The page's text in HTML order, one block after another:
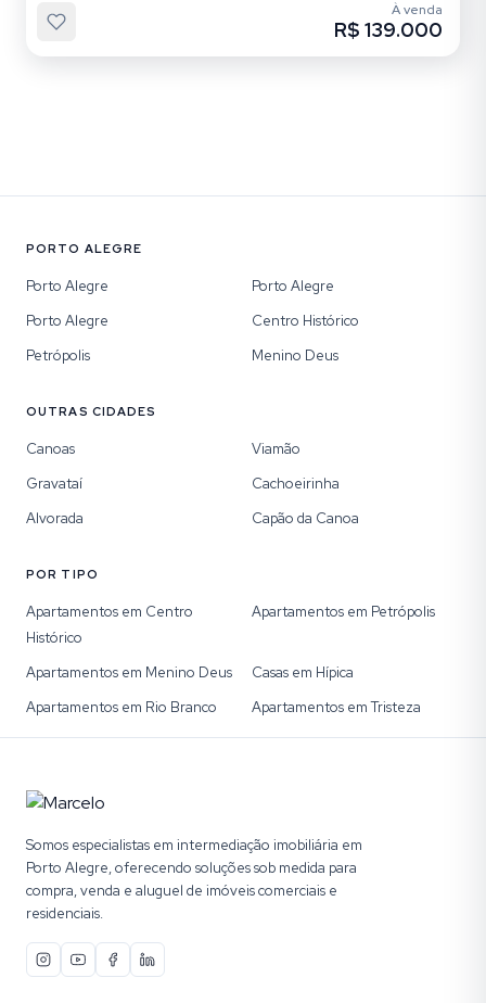
À venda
R$ 139.000
PORTO ALEGRE
Porto Alegre
Porto Alegre
Porto Alegre
Centro Histórico
Petrópolis
Menino Deus
OUTRAS CIDADES
Canoas
Viamão
Gravataí
Cachoeirinha
Alvorada
Capão da Canoa
POR TIPO
Apartamentos em Centro
Histórico
Apartamentos em Petrópolis
Apartamentos em Menino Deus
Casas em Hípica
Apartamentos em Rio Branco
Apartamentos em Tristeza
Somos especialistas em intermediação imobiliária em
Porto Alegre, oferecendo soluções sob medida para
compra, venda e aluguel de imóveis comerciais e
residenciais.